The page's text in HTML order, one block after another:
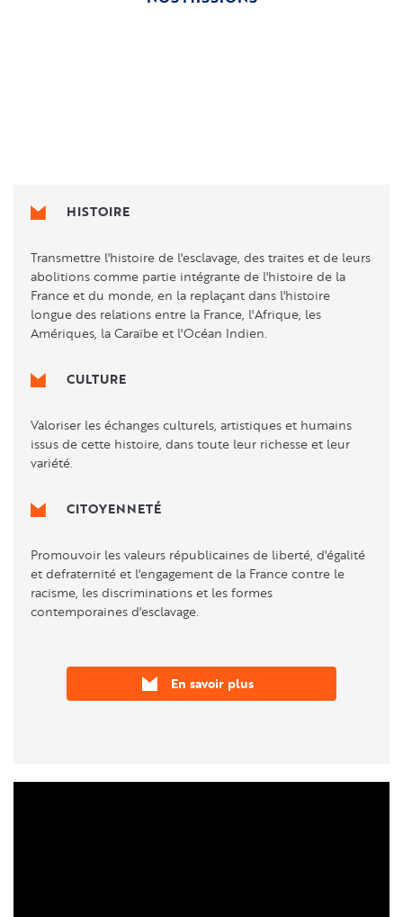
HISTOIRE
Transmettre l'histoire de l'esclavage, des traites et de leurs
abolitions comme partie intégrante de l'histoire de la
France et du monde, en la replaçant dans l'histoire
longue des relations entre la France, l'Afrique, les
Amériques, la Caraïbe et l'Océan Indien.
CULTURE
Valoriser les échanges culturels, artistiques et humains
issus de cette histoire, dans toute leur richesse et leur
variété.
CITOYENNETÉ
Promouvoir les valeurs républicaines de liberté, d'égalité
et defraternité et l'engagement de la France contre le
racisme, les discriminations et les formes
contemporaines d'esclavage.
En savoir plus